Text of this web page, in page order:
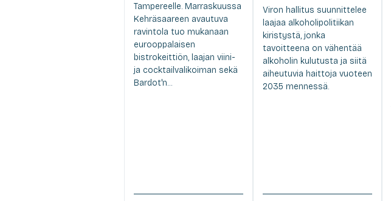
Tampereelle. Marraskuussa
Kehräsaareen avautuva
ravintola tuo mukanaan
eurooppalaisen
bistrokeittiön, laajan viini-
ja cocktailvalikoiman sekä
Bardot'n...
Viron hallitus suunnittelee
laajaa alkoholipolitiikan
kiristystä, jonka
tavoitteena on vähentää
alkoholin kulutusta ja siitä
aiheutuvia haittoja vuoteen
2035 mennessä.